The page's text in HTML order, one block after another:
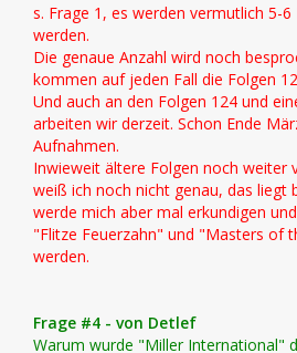
s. Frage 1, es werden vermutlich 5-6
werden.
Die genaue Anzahl wird noch
kommen auf jeden Fall die Folgen
Und auch an den Folgen 124 und
arbeiten wir derzeit. Schon Ende
Aufnahmen.
Inwieweit ältere Folgen noch weiter
weiß ich noch nicht genau, das liegt
werde mich aber mal erkundigen
"Flitze Feuerzahn" und "Masters of
werden.
Frage #4 - von Detlef
Warum wurde "Miller International"